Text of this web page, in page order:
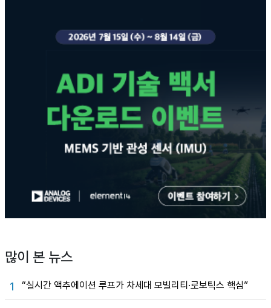
많이 본 뉴스
1 “실시간 액추에이션 루프가 차세대 모빌리티·로보틱스 핵심”